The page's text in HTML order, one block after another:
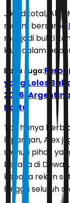
Jika ditotal, Alex
musim bersama
menjadi bukti
klub dalam
Baca Juga:
yang Lolos
2026,
Kartu
Tak hanya
lapangan, Alex
semua pihak
berada di Dewa
kepada rekan
hingga seluruh